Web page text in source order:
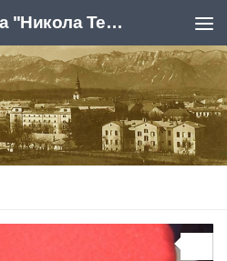
Удружење Госпићана "Никола Тесла", Београд